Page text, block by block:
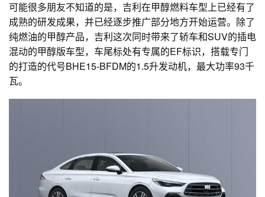
可能很多朋友不知道的是，吉利在甲醇燃料车型上已经有了
成熟的研发成果，并已经逐步推广部分地方开始运营。除了
纯燃油的甲醇产品，吉利这次同时带来了轿车和SUV的插电
混动的甲醇版车型，车尾标处有专属的EF标识，搭载专门
的打造的代号BHE15-BFDM的1.5升发动机，最大功率93千
瓦。